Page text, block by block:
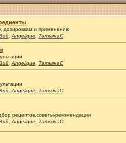
дозировкам и применению
, Angelique, ТатьянаС
, Angelique, ТатьянаС
, Angelique, ТатьянаС
рецептов,советы-рекомендации
, Angelique, ТатьянаС